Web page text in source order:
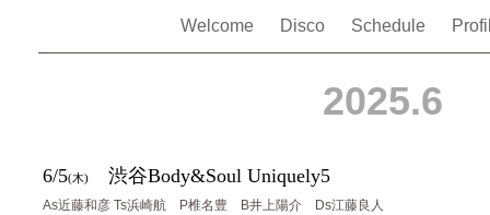
Welcome Disco Schedule
2025.6
6/5(木) 渋谷Body&Soul Uniquely5
As近藤和彦 Ts浜崎航 P椎名豊 B井上陽介 Ds江藤良人